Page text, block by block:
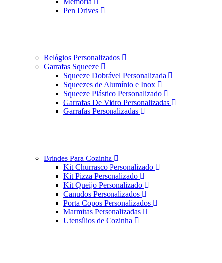
Memória
Pen Drives
Relógios Personalizados
Garrafas Squeeze
Squeeze Dobrável Personalizada
Squeezes de Alumínio e Inox
Squeeze Plástico Personalizado
Garrafas De Vidro Personalizadas
Garrafas Personalizadas
Brindes Para Cozinha
Kit Churrasco Personalizado
Kit Pizza Personalizado
Kit Queijo Personalizado
Canudos Personalizados
Porta Copos Personalizados
Marmitas Personalizadas
Utensílios de Cozinha